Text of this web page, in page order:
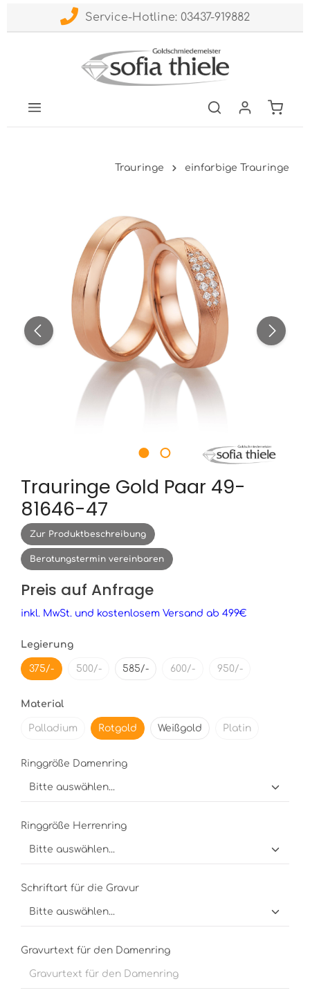
Service-Hotline: 03437-919882
Trauringe einfarbige Trauringe
Trauringe Gold Paar 49-
81646-47
Zur Produktbeschreibung
Beratungstermin vereinbaren
Preis auf Anfrage
inkl. MwSt. und kostenlosem Versand ab 499€
Legierung
375/- 500/- 585/- 600/- 950/-
Material
Palladium Rotgold Weißgold Platin
Ringgröße Damenring
Ringgröße Herrenring
Schriftart für die Gravur
Gravurtext für den Damenring